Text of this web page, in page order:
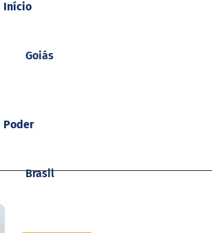
Goiás
Brasil
Início
Poder